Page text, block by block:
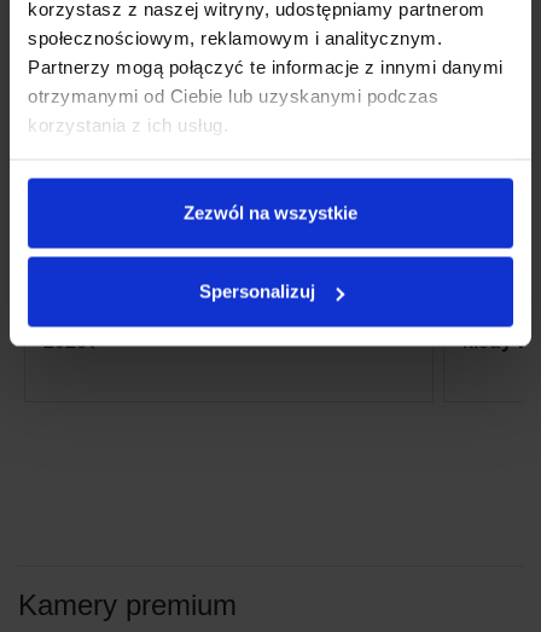
korzystasz z naszej witryny, udostępniamy partnerom
społecznościowym, reklamowym i analitycznym.
Partnerzy mogą połączyć te informacje z innymi danymi
otrzymanymi od Ciebie lub uzyskanymi podczas
korzystania z ich usług.
Zezwól na wszystkie
Spersonalizuj
2026?
kiedy
Kamery premium